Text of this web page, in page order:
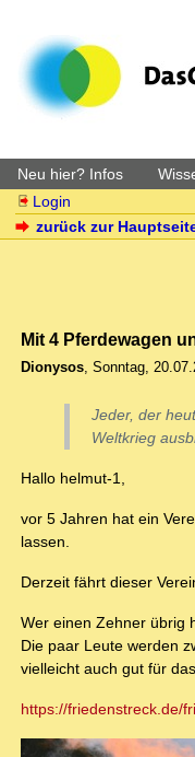
Neu hier? Infos
Login
zurück zur
Mit 4 Pferdewagen
Dionysos, Sonntag,
Jeder, der
Weltkrieg
Hallo helmut-1,
vor 5 Jahren hat ein
lassen.
Derzeit fährt dieser
Wer einen Zehner übrig
Die paar Leute werden
vielleicht auch gut für
https://friedenstreck.de/